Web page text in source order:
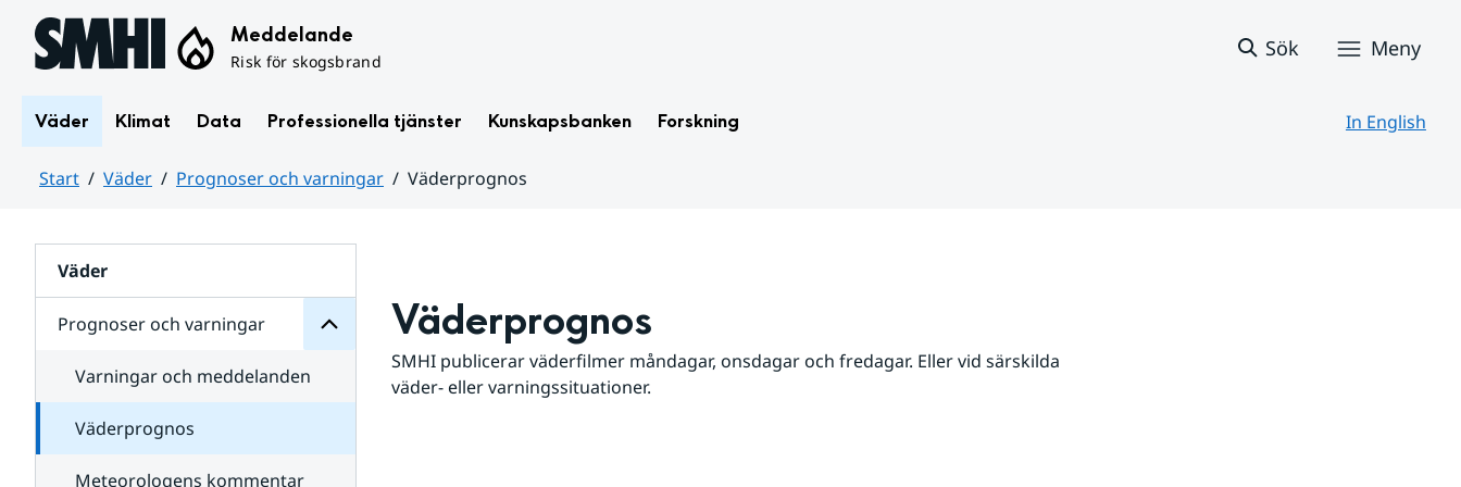
Hoppa till sidans innehåll Meddelande
Risk för skogsbrand
Sök Meny
Väder Klimat Data Professionella tjänster Kunskapsbanken Forskning In English
Start Väder Prognoser och varningar
Väderprognos
Väder
Prognoser och varningar
för
varningar
Varningar och meddelanden
Väderprognos
Meteorologens kommentar
Väderprognos
SMHI publicerar väderfilmer måndagar, onsdagar och fredagar. Eller vid särskilda
väder- eller varningssituationer.